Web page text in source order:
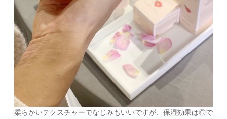
柔らかいテクスチャーでなじみもいいですが、保湿効果は◎で